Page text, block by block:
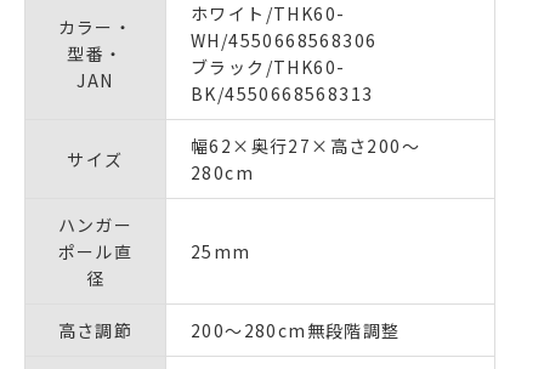
カラー・
型番・
JAN
ホワイト/THK60-
WH/4550668568306
ブラック/THK60-
BK/4550668568313
サイズ
幅62×奥行27×高さ200～
280cm
ハンガー
ポール直
径
25mm
高さ調節 200～280cm無段階調整